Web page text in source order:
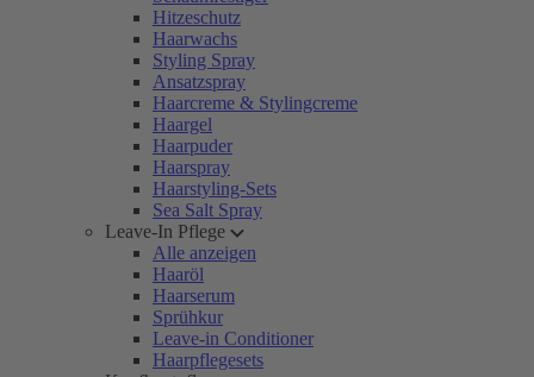
Hitzeschutz
Haarwachs
Styling Spray
Ansatzspray
Haarcreme & Stylingcreme
Haargel
Haarpuder
Haarspray
Haarstyling-Sets
Sea Salt Spray
Leave-In Pflege
Alle anzeigen
Haaröl
Haarserum
Sprühkur
Leave-in Conditioner
Haarpflegesets